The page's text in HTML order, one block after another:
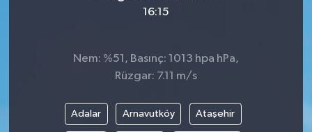
16:15
Nem: %51, Basınç: 1013 hpa hPa,
Rüzgar: 7.11 m/s
Adalar Arnavutköy Ataşehir
Bilim, Teknoloji